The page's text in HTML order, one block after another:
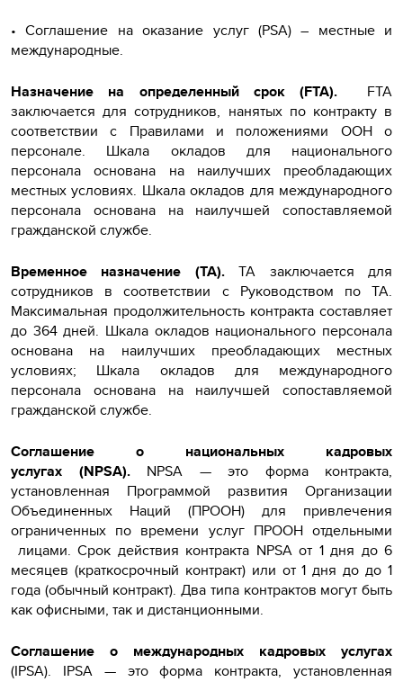
• Соглашение на оказание услуг (PSA) – местные и
международные.
Назначение на определенный срок (FTA). FTA
заключается для сотрудников, нанятых по контракту в
соответствии с Правилами и положениями ООН о
персонале. Шкала окладов для национального
персонала основана на наилучших преобладающих
местных условиях. Шкала окладов для международного
персонала основана на наилучшей сопоставляемой
гражданской службе.
Временное назначение (TA).ТА заключается для
сотрудников в соответствии с Руководством по ТА.
Максимальная продолжительность контракта составляет
до 364 дней. Шкала окладов национального персонала
основана на наилучших преобладающих местных
условиях; Шкала окладов для международного
персонала основана на наилучшей сопоставляемой
гражданской службе.
Соглашение о национальных кадровых
услугах (NPSA).NPSA — это форма контракта,
установленная Программой развития Организации
Объединенных Наций (ПРООН) для привлечения
ограниченных по времени услуг ПРООН отдельными
лицами. Срок действия контракта NPSA от 1 дня до 6
месяцев (краткосрочный контракт) или от 1 дня до до 1
года (обычный контракт). Два типа контрактов могут быть
как офисными, так и дистанционными.
Соглашение о международных кадровых услугах
(IPSA). IPSA — это форма контракта, установленная